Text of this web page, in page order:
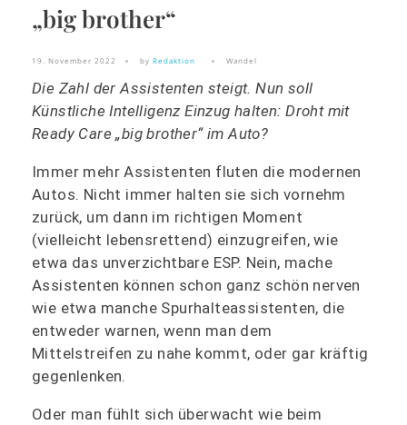
„big brother“
19. November 2022 by Redaktion Wandel
Die Zahl der Assistenten steigt. Nun soll
Künstliche Intelligenz Einzug halten: Droht mit
Ready Care „big brother“ im Auto?
Immer mehr Assistenten fluten die modernen
Autos. Nicht immer halten sie sich vornehm
zurück, um dann im richtigen Moment
(vielleicht lebensrettend) einzugreifen, wie
etwa das unverzichtbare ESP. Nein, mache
Assistenten können schon ganz schön nerven
wie etwa manche Spurhalteassistenten, die
entweder warnen, wenn man dem
Mittelstreifen zu nahe kommt, oder gar kräftig
gegenlenken.
Oder man fühlt sich überwacht wie beim